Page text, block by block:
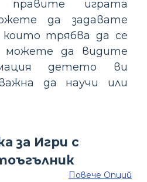
правите играта
да задавате
които трябва да се
можете да видите
детето ви
да научи или
Повече Опций